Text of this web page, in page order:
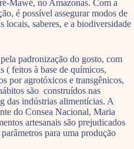
Mawé, no Amazonas. Com a
é possível assegurar modos de
locais, saberes, e a biodiversidade
padronização do gosto, com
( feitos à base de químicos,
por agrotóxicos e transgênicos,
são construídos nas
das indústrias alimentícias. A
do Consea Nacional, Maria
artesanais são prejudicados
para uma produção